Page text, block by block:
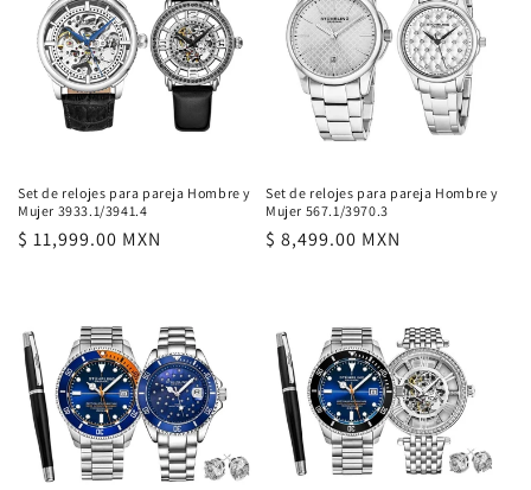
Set de relojes para pareja Hombre y
Mujer 3933.1/3941.4
Precio
$ 11,999.00 MXN
Set de relojes para pareja Hombre y
Mujer 567.1/3970.3
Precio
$ 8,499.00 MXN